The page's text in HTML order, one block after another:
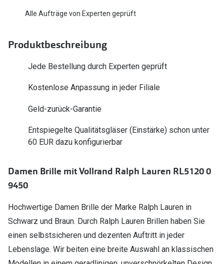
Glasveredelungen
Brillenglas Typen
Transitions Gläser
Zubehör
Brillenetuis
Brillenkettchen
Alle Aufträge von Experten geprüft
Produktbeschreibung
Jede Bestellung durch Experten geprüft
Kostenlose Anpassung in jeder Filiale
Geld-zurück-Garantie
Entspiegelte Qualitätsgläser (Einstärke) schon unter
60 EUR dazu konfigurierbar
Damen Brille mit Vollrand Ralph Lauren RL5120 0
9450
Hochwertige Damen Brille der Marke Ralph Lauren in
Schwarz und Braun. Durch Ralph Lauren Brillen haben Sie
einen selbstsicheren und dezenten Auftritt in jeder
Lebenslage. Wir beiten eine breite Auswahl an klassischen